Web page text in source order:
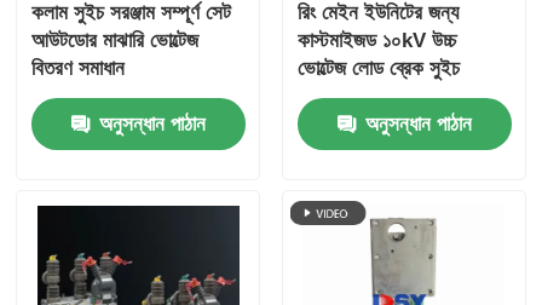
এআইএস এয়ার ইনসুলেটেড সুইচগিয়ার
জিআইএস গ্যাস ইনসুলেটেড সুইচগিয়ার
রিং মেইন সুইচগিয়ার
কলাম সুইচ সরঞ্জাম সম্পূর্ণ সেট
আউটডোর মাঝারি ভোল্টেজ
বিতরণ সমাধান
অনুসন্ধান পাঠান
রিং মেইন ইউনিটের জন্য
কাস্টমাইজড ১০kV উচ্চ
ভোল্টেজ লোড ব্রেক সুইচ
অনুসন্ধান পাঠান